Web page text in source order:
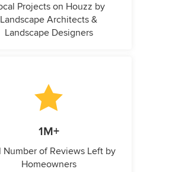
Projects on Houzz by
Landscape Architects &
Landscape Designers
1M+
Number of Reviews Left by
Homeowners